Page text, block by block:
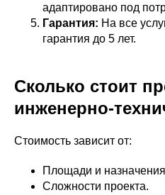
адаптировано под
Гарантия: На все
гарантия до 5 лет.
Сколько стоит
инженерно-
Стоимость зависит от:
Площади и
Сложности проекта.